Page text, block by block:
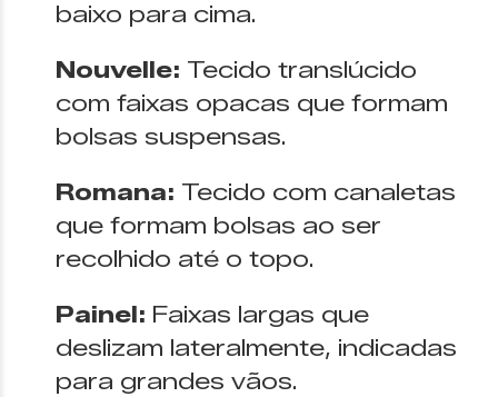
baixo para cima.
Nouvelle: Tecido translúcido
com faixas opacas que formam
bolsas suspensas.
Romana: Tecido com canaletas
que formam bolsas ao ser
recolhido até o topo.
Painel: Faixas largas que
deslizam lateralmente, indicadas
para grandes vãos.